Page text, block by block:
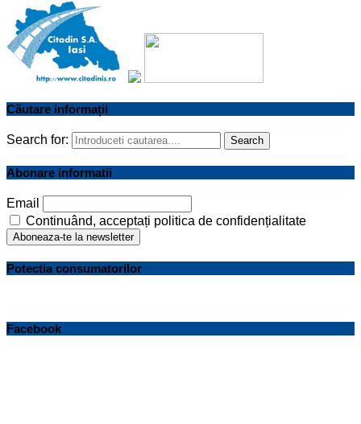
Căutare informații
Search for: Search
Abonare informatii
Email
Continuând, acceptați politica de confidențialitate
Potectia consumatorilor
Facebook